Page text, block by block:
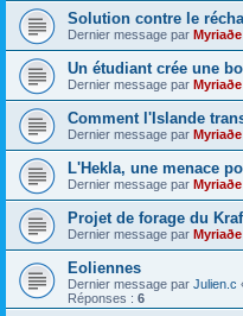
Solution contre le
Dernier message par Myriaðe
Un étudiant crée une
Dernier message par Myriaðe
Comment l'Islande
Dernier message par Myriaðe
L'Hekla, une menace
Dernier message par Myriaðe
Projet de forage du
Dernier message par Myriaðe
Eoliennes
Dernier message par Julien.c
Réponses : 6